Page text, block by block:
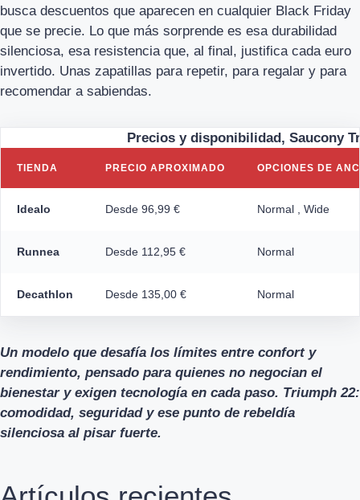
busca descuentos que aparecen en cualquier Black Friday
que se precie. Lo que más sorprende es esa durabilidad
silenciosa, esa resistencia que, al final, justifica cada euro
invertido. Unas zapatillas para repetir, para regalar y para
recomendar a sabiendas.
Precios y disponibilidad, Saucony
TIENDA PRECIO APROXIMADO OPCIONES DE
Idealo Desde 96,99 € Normal , Wide
Runnea Desde 112,95 € Normal
Decathlon Desde 135,00 € Normal
Un modelo que desafía los límites entre confort y
rendimiento, pensado para quienes no negocian el
bienestar y exigen tecnología en cada paso. Triumph 22:
comodidad, seguridad y ese punto de rebeldía
silenciosa al pisar fuerte.